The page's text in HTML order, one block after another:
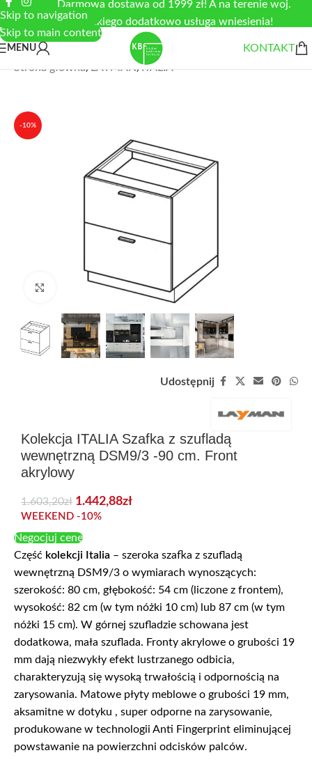
Skip to navigation
Skip to main content
Darmowa dostawa od 1999 zł! A na terenie woj.
łódzkiego dodatkowo usługa wniesienia!
MENU
KONTAKT
Strona główna/ LAYMAN/ITALIA
-10%
Zobacz duże zdjęcie
Udostępnij
Kolekcja ITALIA Szafka z szufladą
wewnętrzną DSM9/3 -90 cm. Front
akrylowy
1.603,20zł 1.442,88zł
WEEKEND -10%
Negocjuj cenę
Część kolekcji Italia – szeroka szafka z szufladą
wewnętrzną DSM9/3 o wymiarach wynoszących:
szerokość: 80 cm, głębokość: 54 cm (liczone z frontem),
wysokość: 82 cm (w tym nóżki 10 cm) lub 87 cm (w tym
nóżki 15 cm). W górnej szufladzie schowana jest
dodatkowa, mała szuflada. Fronty akrylowe o grubości 19
mm dają niezwykły efekt lustrzanego odbicia,
charakteryzują się wysoką trwałością i odpornością na
zarysowania. Matowe płyty meblowe o grubości 19 mm,
aksamitne w dotyku , super odporne na zarysowanie,
produkowane w technologii Anti Fingerprint eliminującej
powstawanie na powierzchni odcisków palców.